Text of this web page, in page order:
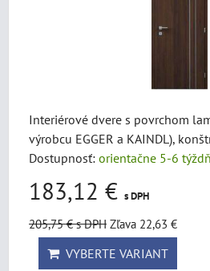
Interiérové dvere s povrchom
výrobcu EGGER a KAINDL),
Dostupnosť: orientačne 5-6
183,12 € s DPH
205,75 €s DPH Zľava 22,63 €
VYBERTE VARIANT